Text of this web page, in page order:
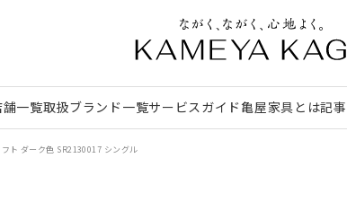
舗一覧取扱ブランド一覧サービスガイド亀屋家具とは記事
ト ダーク色 SR2130017 シングル